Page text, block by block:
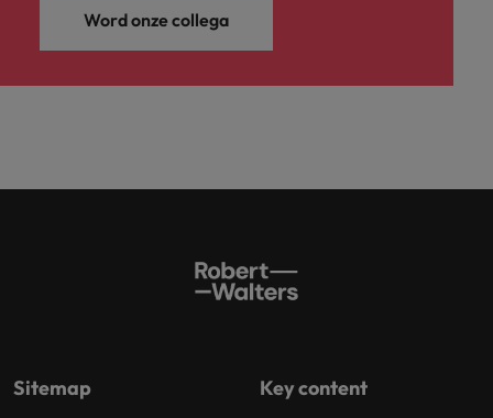
Word onze collega
Sitemap Key content